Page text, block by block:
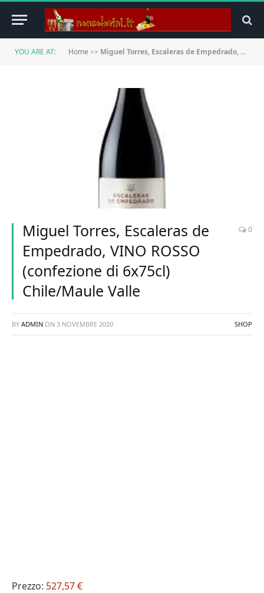
YOU ARE AT: Home >> Miguel Torres, Escaleras de Empedrado, VINO ROSSO (confezione di 6x75cl) Chile/Maule Valle
Miguel Torres, Escaleras de
Empedrado, VINO ROSSO
(confezione di 6x75cl)
Chile/Maule Valle
0
BY ADMIN ON 3 NOVEMBRE 2020 SHOP
Prezzo: 527,57 €